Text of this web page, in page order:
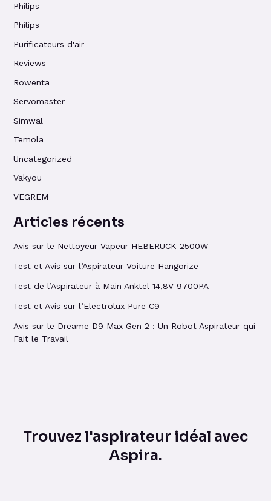
Philips
Philips
Purificateurs d'air
Reviews
Rowenta
Servomaster
Simwal
Temola
Uncategorized
Vakyou
VEGREM
Articles récents
Avis sur le Nettoyeur Vapeur HEBERUCK 2500W
Test et Avis sur l’Aspirateur Voiture Hangorize
Test de l’Aspirateur à Main Anktel 14,8V 9700PA
Test et Avis sur l’Electrolux Pure C9
Avis sur le Dreame D9 Max Gen 2 : Un Robot Aspirateur qui
Fait le Travail
Trouvez l'aspirateur idéal avec
Aspira.